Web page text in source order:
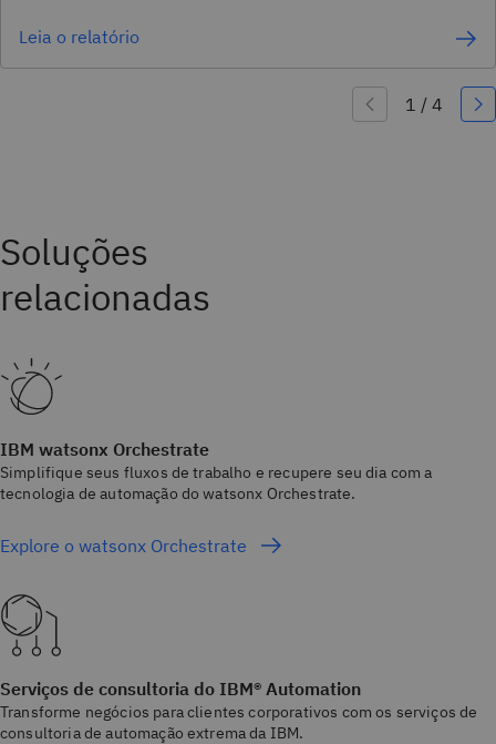
Leia o relatório
IBM watsonx Orchestrate
Simplifique seus fluxos de trabalho e recupere seu dia com a
tecnologia de automação do watsonx Orchestrate.
Explore o watsonx Orchestrate
Serviços de consultoria do IBM® Automation
Transforme negócios para clientes corporativos com os serviços de
consultoria de automação extrema da IBM.